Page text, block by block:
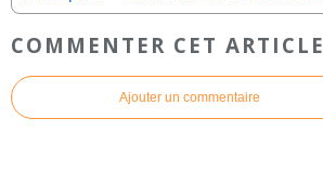
COMMENTER CET ARTICLE
Ajouter un commentaire